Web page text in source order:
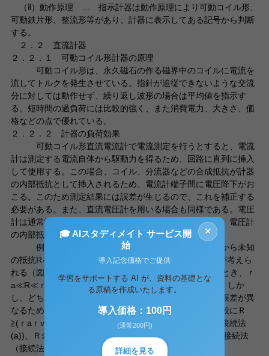
（ⅱ）動作原理 … 指示計器は動作原理により可動コイル形、
可動鉄片形、整流形等があり、計器に表示してある記号から判断
する。
２．２ 直流計器
２．２．１ 可動コイル形計器の原理
可動コイル形は、永久磁石の作る磁界中のコイルに電流を
流してトルクを発生させている。指針が追従できないような交流
分に対しては動作せず、繰り返し波形の場合は平均値を指示す
る。短時間の過負荷には比較的強く、また消費電力、大きさ、価
格などの点で優れている。
２．２．２ 計器の負荷効果
可動コイル形直流電流計で電流測定を行うとすると、電流
計は測定する電流自体から駆動力を得るため、回路に直列に挿入
して使用する。この場合、コイル、分流器などの合成抵抗が計器
の内部抵抗として挿入されるため、電流計端子間に電圧降下がお
こる。このため測定結果には誤差が生じるので、これを補正する
必要がある。また、直流電圧計を用いる場合も同様である。電圧
計は通常測定すべき２点間に並列に接続して使用するが、電圧計
の内部抵抗による分流のため、誤差が発生する。
例えば、電流計と電圧計を用いて、オームの法則から未知
の抵抗Rを求めるとすると、このとき２種類の測定回路が考えら
れる（図１参照）。内部抵抗をそれぞれｒa、ｒvとしたとき、ｒ
a≪R≪ｒvが成り立つならば、ほとんど誤差は生じない。しか
し、どちらか一方のみが成り立つ場合は、回路によって誤差が異
なるため、誤差の少ない接続法を選択すべきである。一般にＲ
≧(ｒaｒv)１/２であれば電圧計が正確な値を示す接続法(接続法
(a))、Ｒ≦(ｒaｒv)１/２であれば電流計が正確な値を示す接続法
（接続法(b)）
×
🎓 AIスタディメイト サービス開
始
導入記念価格でご提供
学習をサポートする AI が、資料の基礎とな
る原稿を作成いたします。
導入価格：100円
(通常200円)
詳細を見る